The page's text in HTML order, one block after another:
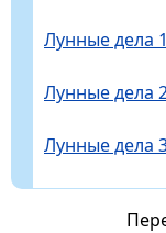
Лунные дела
Лунные дела
Лунные дела